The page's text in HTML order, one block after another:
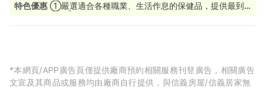
特色優惠 ➀嚴選適合各種職業、生活作息的保健品，提供最到
*本網頁/APP廣告頁僅提供廠商預約相關服務刊登廣告，相關廣告
文宣及其商品或服務均由廠商自行提供，與信義房屋/信義居家無